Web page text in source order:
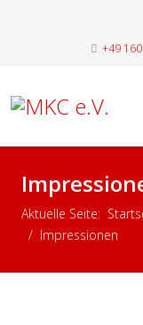
+49
Aktuelle Seite:
Impressionen